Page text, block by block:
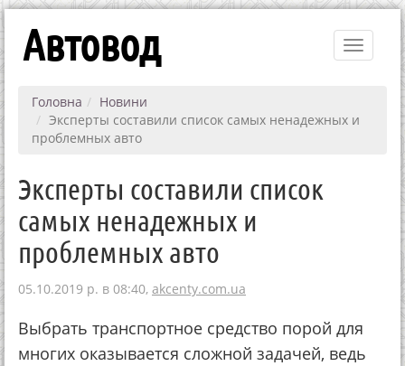
Toggle
Автовод
Головна
Новини
Эксперты составили список самых ненадежных и
проблемных авто
Эксперты составили список
самых ненадежных и
проблемных авто
05.10.2019 р. в 08:40, akcenty.com.ua
Выбрать транспортное средство порой для
многих оказывается сложной задачей, ведь